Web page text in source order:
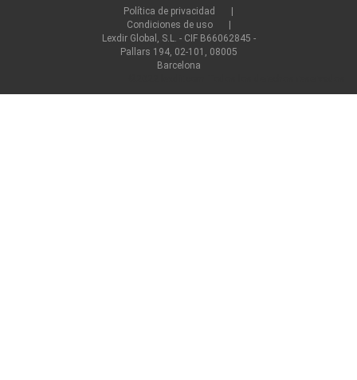
Política de privacidad
Condiciones de uso
Lexdir Global, S.L. - CIF B66062845 -
Pallars 194, 02-101, 08005
Barcelona